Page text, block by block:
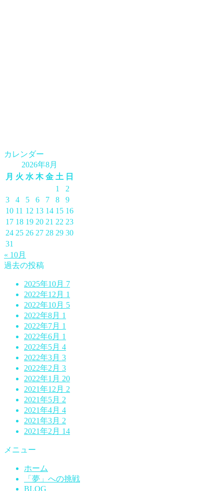
カレンダー
2026年8月
月 火 水 木 金 土 日
1
2
3
4 5 6 7 8
9
10 11 12 13 14 15 16
17 18 19 20 21 22 23
24 25 26 27 28 29 30
31
« 10月
過去の投稿
2025年10月 7
2022年12月 1
2022年10月 5
2022年8月 1
2022年7月 1
2022年6月 1
2022年5月 4
2022年3月 3
2022年2月 3
2022年1月 20
2021年12月 2
2021年5月 2
2021年4月 4
2021年3月 2
2021年2月 14
メニュー
ホーム
「夢」への挑戦
BLOG